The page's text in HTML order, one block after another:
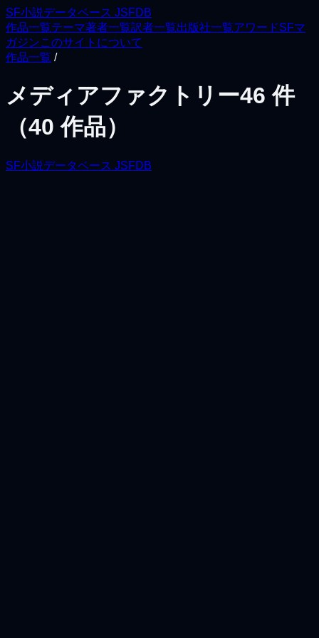
SF小説データベース JSFDB
作品一覧テーマ著者一覧訳者一覧出版社一覧アワードSFマ
ガジンこのサイトについて
作品一覧 /
メディアファクトリー46 件
（40 作品）
SF小説データベース JSFDB